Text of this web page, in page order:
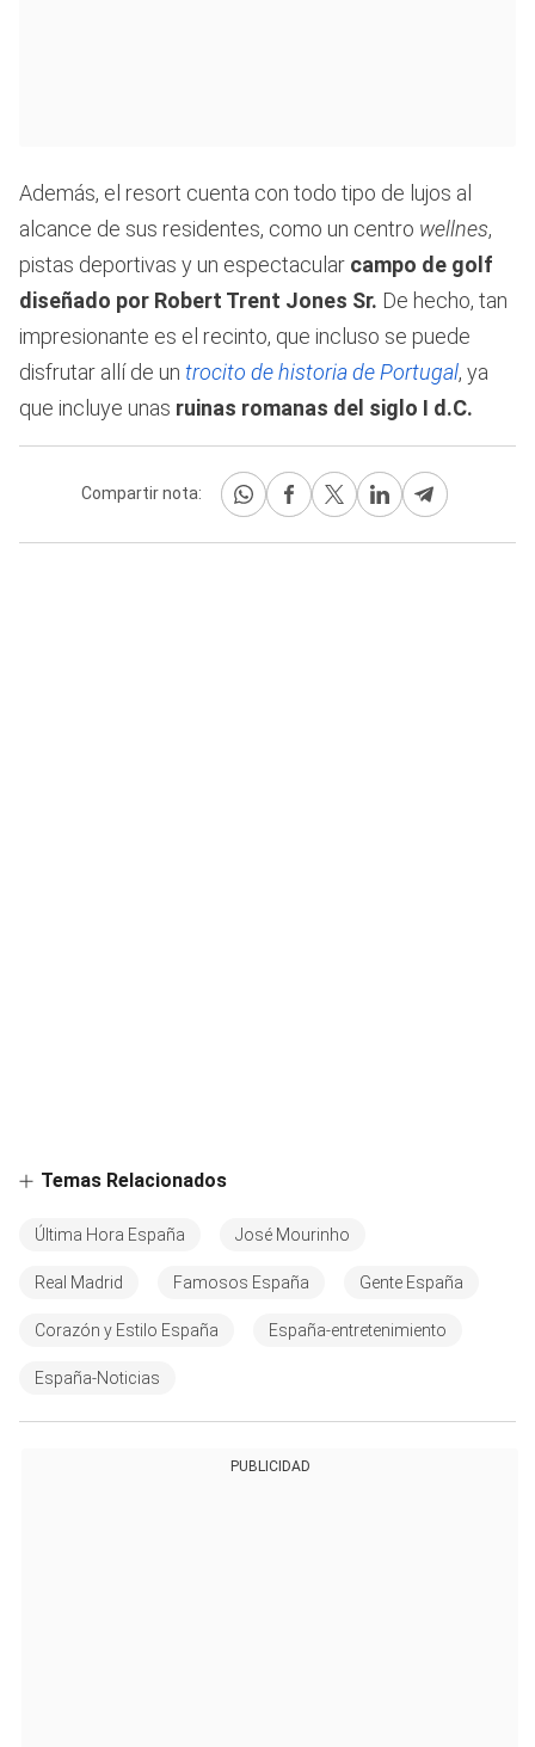
Además, el resort cuenta con todo tipo de lujos al
alcance de sus residentes, como un centro wellnes,
pistas deportivas y un espectacular campo de golf
diseñado por Robert Trent Jones Sr. De hecho, tan
impresionante es el recinto, que incluso se puede
disfrutar allí de un trocito de historia de Portugal, ya
que incluye unas ruinas romanas del siglo I d.C.
Compartir nota:
Temas Relacionados
Última Hora España José Mourinho
Real Madrid Famosos España Gente España
Corazón y Estilo España España-entretenimiento
España-Noticias
PUBLICIDAD